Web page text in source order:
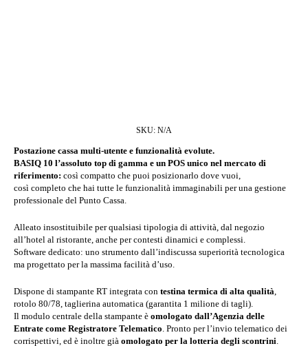
SKU: N/A
Postazione cassa multi-utente e funzionalità evolute.
BASIQ 10 l’assoluto top di gamma e un POS unico nel mercato di
riferimento: così compatto che puoi posizionarlo dove vuoi,
così completo che hai tutte le funzionalità immaginabili per una gestione
professionale del Punto Cassa.
Alleato insostituibile per qualsiasi tipologia di attività, dal negozio
all’hotel al ristorante, anche per contesti dinamici e complessi.
Software dedicato: uno strumento dall’indiscussa superiorità tecnologica
ma progettato per la massima facilità d’uso.
Dispone di stampante RT integrata con testina termica di alta qualità,
rotolo 80/78, taglierina automatica (garantita 1 milione di tagli).
Il modulo centrale della stampante è omologato dall’Agenzia delle
Entrate come Registratore Telematico. Pronto per l’invio telematico dei
corrispettivi, ed è inoltre già omologato per la lotteria degli scontrini.